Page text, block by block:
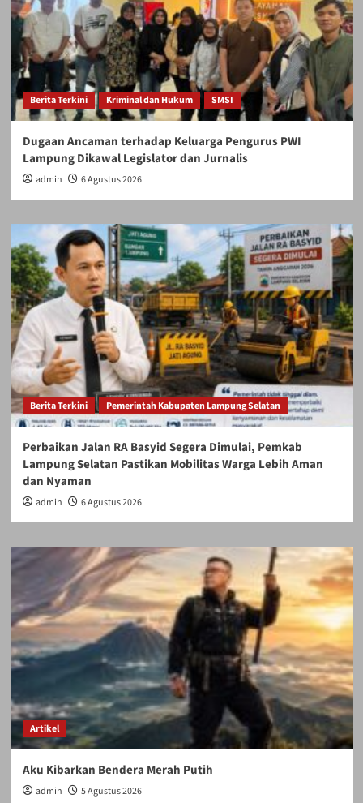
Berita Terkini Kriminal dan Hukum SMSI
Dugaan Ancaman terhadap Keluarga Pengurus PWI
Lampung Dikawal Legislator dan Jurnalis
admin 6 Agustus 2026
Berita Terkini Pemerintah Kabupaten Lampung Selatan
Perbaikan Jalan RA Basyid Segera Dimulai, Pemkab
Lampung Selatan Pastikan Mobilitas Warga Lebih Aman
dan Nyaman
admin 6 Agustus 2026
Artikel
Aku Kibarkan Bendera Merah Putih
admin 5 Agustus 2026